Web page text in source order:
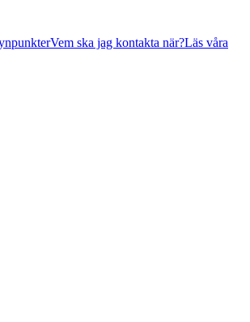
Vem ska jag kontakta när?Läs våra